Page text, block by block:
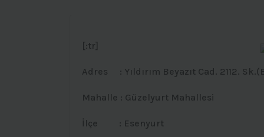
[:tr]
Adres : Yıldırım Beyazıt Cad. 2112.
Mahalle : Güzelyurt Mahallesi
İlçe : Esenyurt